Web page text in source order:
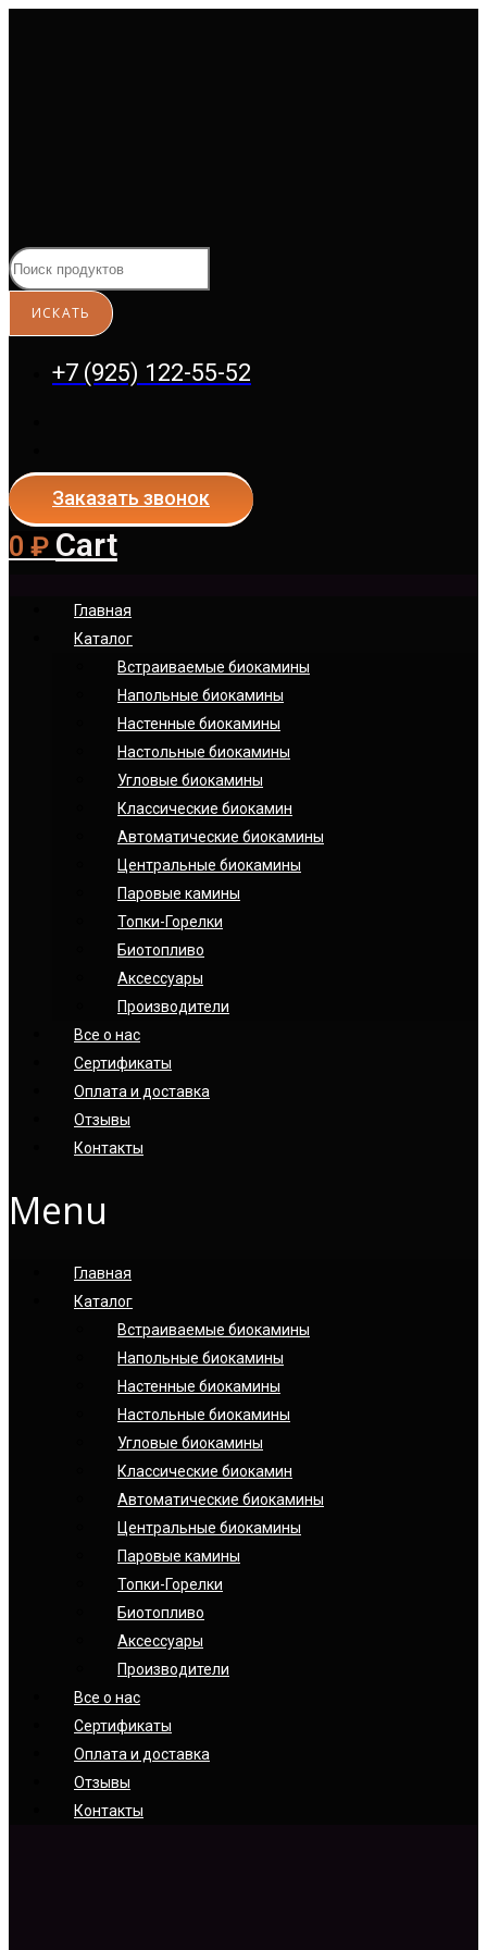
+7 (925) 122-55-52
Заказать звонок
0 ₽ Cart
Главная
Каталог
Встраиваемые биокамины
Напольные биокамины
Настенные биокамины
Настoльные биокамины
Угловые биокамины
Классические биокамин
Автоматические биокамины
Центральные биокамины
Паровые камины
Топки-Горелки
Биотопливо
Аксессуары
Производители
Все о нас
Сертификаты
Оплата и доставка
Отзывы
Контакты
Menu
Главная
Каталог
Встраиваемые биокамины
Напольные биокамины
Настенные биокамины
Настoльные биокамины
Угловые биокамины
Классические биокамин
Автоматические биокамины
Центральные биокамины
Паровые камины
Топки-Горелки
Биотопливо
Аксессуары
Производители
Все о нас
Сертификаты
Оплата и доставка
Отзывы
Контакты